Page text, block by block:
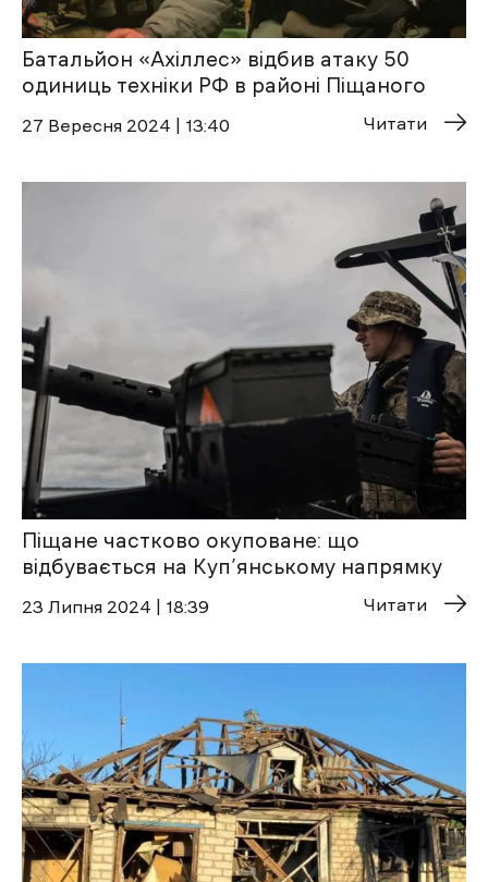
Батальйон «Ахіллес» відбив атаку 50
одиниць техніки РФ в районі Піщаного
27 Вересня 2024 | 13:40 Читати
Піщане частково окуповане: що
відбувається на Куп’янському напрямку
23 Липня 2024 | 18:39 Читати